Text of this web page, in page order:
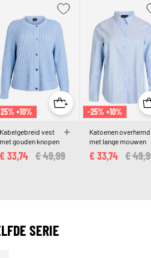
+10%
Kabelgebreid vest
met gouden knopen
Price reduced from
€ 49,99
€ 33,74
-25% +10%
Katoenen overhemd
met lange mouwen
Price
€
€ 33,74
SERIE